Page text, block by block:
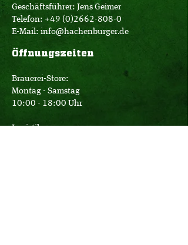
Geschäftsführer: Jens Geimer
Telefon: +49 (0)2662-808-0
E-Mail: info@hachenburger.de
Öffnungszeiten
Brauerei-Store:
Montag - Samstag
10:00 - 18:00 Uhr
Logistik: